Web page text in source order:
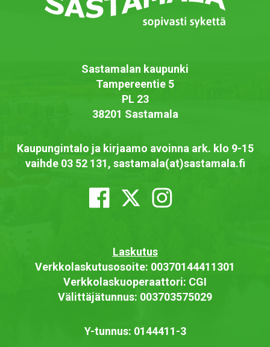
Sastamalan kaupunki
Tampereentie 5
PL 23
38201 Sastamala
Kaupungintalo ja kirjaamo avoinna ark. klo 9-15
vaihde 03 52 131, sastamala(at)sastamala.fi
Laskutus
Verkkolaskutusosoite: 00370144411301
Verkkolaskuoperaattori: CGI
Välittäjätunnus: 003703575029
Y-tunnus: 0144411-3